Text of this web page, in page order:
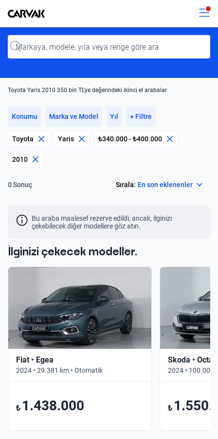
Kavak
Input
Toyota Yaris 2010 350 bin TL'ye değerindeki ikinci el arabalar
Konumu Marka ve Model Yıl + Filtre
Toyota Yaris ₺340.000 - ₺400.000
2010
0 Sonuç Sırala: En son eklenenler
Bu araba maalesef rezerve edildi, ancak, ilginizi
çekebilecek diğer modellere göz atın.
İlginizi çekecek modeller.
Fiat • Egea
2024 • 29.381 km • Otomatik
₺ 1.438.000
Skoda •
2024 • 100.000
₺